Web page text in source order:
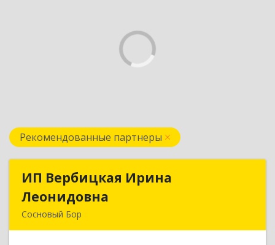
Рекомендованные партнеры
ИП Вербицкая Ирина
Леонидовна
Сосновый Бор
ИП Вербицкая Ирина